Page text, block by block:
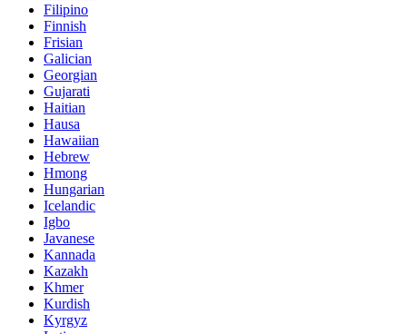
Filipino
Finnish
Frisian
Galician
Georgian
Gujarati
Haitian
Hausa
Hawaiian
Hebrew
Hmong
Hungarian
Icelandic
Igbo
Javanese
Kannada
Kazakh
Khmer
Kurdish
Kyrgyz